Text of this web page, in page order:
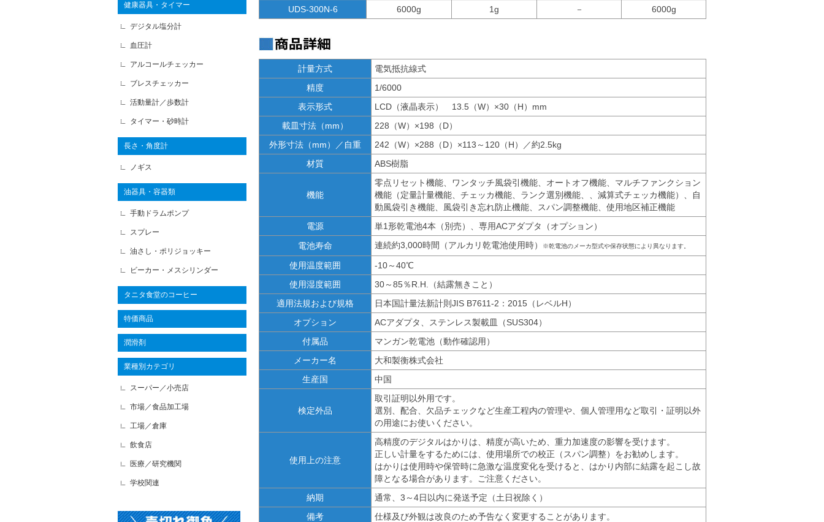
UDS-300N-6
6000g 1g － 6000g
計量方式
電気抵抗線式
精度
1/6000
表示形式
LCD（液晶表示） 13.5（W）×30（H）mm
載皿寸法（mm）
228（W）×198（D）
外形寸法（mm）／自重
242（W）×288（D）×113～120（H）／約2.5kg
材質
ABS樹脂
機能
零点リセット機能、ワンタッチ風袋引機能、オートオフ機能、マルチファンクション
機能（定量計量機能、チェッカ機能、ランク選別機能、、減算式チェッカ機能）、自
動風袋引き機能、風袋引き忘れ防止機能、スパン調整機能、使用地区補正機能
電源
単1形乾電池4本（別売）、専用ACアダプタ（オプション）
電池寿命
連続約3,000時間（アルカリ乾電池使用時） ※乾電池のメーカ型式や保存状態により異なります。
使用温度範囲
-10～40℃
使用湿度範囲
30～85％R.H.（結露無きこと）
適用法規および規格
日本国計量法新計則JIS B7611-2：2015（レベルH）
オプション
ACアダプタ、ステンレス製載皿（SUS304）
付属品
マンガン乾電池（動作確認用）
メーカー名
大和製衡株式会社
生産国
中国
検定外品
取引証明以外用です。
選別、配合、欠品チェックなど生産工程内の管理や、個人管理用など取引・証明以外
の用途にお使いください。
使用上の注意
高精度のデジタルはかりは、精度が高いため、重力加速度の影響を受けます。
正しい計量をするためには、使用場所での校正（スパン調整）をお勧めします。
はかりは使用時や保管時に急激な温度変化を受けると、はかり内部に結露を起こし故
障となる場合があります。ご注意ください。
納期
通常、3～4日以内に発送予定（土日祝除く）
備考
仕様及び外観は改良のため予告なく変更することがあります。
健康器具・タイマー
デジタル塩分計
血圧計
アルコールチェッカー
ブレスチェッカー
活動量計／歩数計
タイマー・砂時計
長さ・角度計
ノギス
油器具・容器類
手動ドラムポンプ
スプレー
油さし・ポリジョッキー
ビーカー・メスシリンダー
タニタ食堂のコーヒー
特価商品
潤滑剤
業種別カテゴリ
スーパー／小売店
市場／食品加工場
工場／倉庫
飲食店
医療／研究機関
学校関連